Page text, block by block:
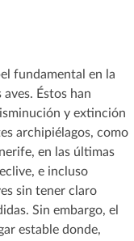
fundamental en la
Éstos han
y extinción
archipiélagos, como
en las últimas
e incluso
sin tener claro
Sin embargo, el
estable donde,